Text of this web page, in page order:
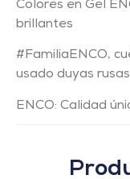
Colores en Gel
brillantes
#FamiliaENCO,
usado duyas
ENCO: Calidad